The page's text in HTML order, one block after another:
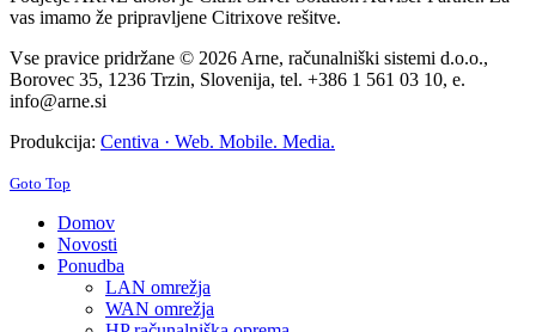
vas imamo že pripravljene Citrixove rešitve.
Vse pravice pridržane © 2026 Arne, računalniški sistemi d.o.o.,
Borovec 35, 1236 Trzin, Slovenija, tel. +386 1 561 03 10, e.
info@arne.si
Produkcija: Centiva · Web. Mobile. Media.
Goto Top
Domov
Novosti
Ponudba
LAN omrežja
WAN omrežja